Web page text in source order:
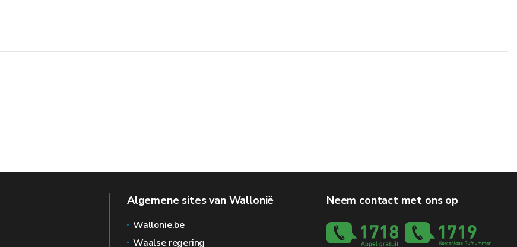
Algemene sites van Wallonië
Wallonie.be
Waalse regering
Neem contact met ons op